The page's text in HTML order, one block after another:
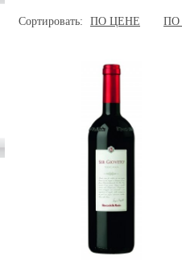
Сортировать: ПО ЦЕНЕ ПО